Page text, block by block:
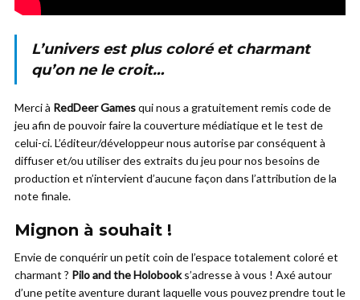
L’univers est plus coloré et charmant
qu’on ne le croit…
Merci à RedDeer Gamesqui nous a gratuitement remis code de
jeu afin de pouvoir faire la couverture médiatique et le test de
celui-ci. L’éditeur/développeur nous autorise par conséquent à
diffuser et/ou utiliser des extraits du jeu pour nos besoins de
production et n’intervient d’aucune façon dans l’attribution de la
note finale.
Mignon à souhait !
Envie de conquérir un petit coin de l’espace totalement coloré et
charmant ? Pilo and the Holobooks’adresse à vous ! Axé autour
d’une petite aventure durant laquelle vous pouvez prendre tout le